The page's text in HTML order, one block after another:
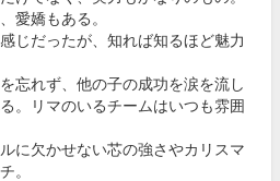
愛嬌もある。
じだったが、知れば知るほど魅力
忘れず、他の子の成功を涙を流し
。リマのいるチームはいつも雰囲
に欠かせない芯の強さやカリスマ
。